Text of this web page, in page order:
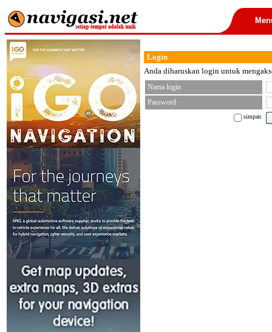
Login
Anda diharuskan login untuk
Nama login
Password
simpan